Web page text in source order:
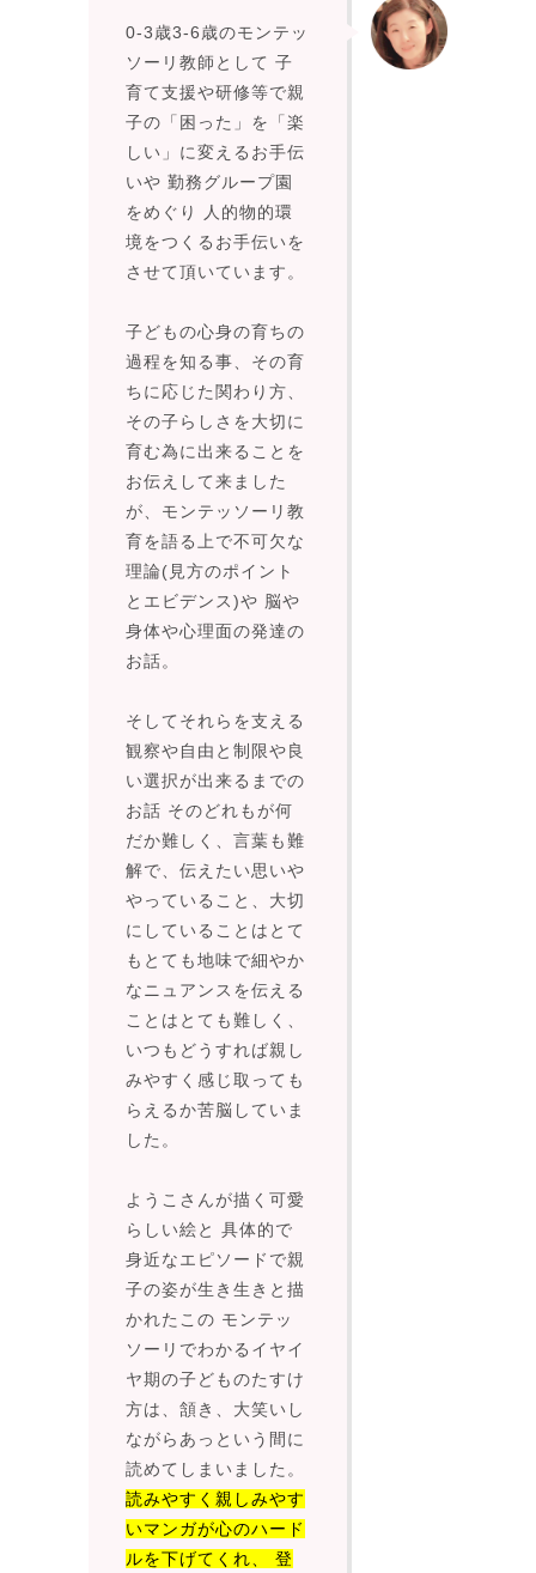
0-3歳3-6歳のモンテッ
ソーリ教師として 子
育て支援や研修等で親
子の「困った」を「楽
しい」に変えるお手伝
いや 勤務グループ園
をめぐり 人的物的環
境をつくるお手伝いを
させて頂いています。
子どもの心身の育ちの
過程を知る事、その育
ちに応じた関わり方、
その子らしさを大切に
育む為に出来ることを
お伝えして来ました
が、モンテッソーリ教
育を語る上で不可欠な
理論(見方のポイント
とエビデンス)や 脳や
身体や心理面の発達の
お話。
そしてそれらを支える
観察や自由と制限や良
い選択が出来るまでの
お話 そのどれもが何
だか難しく、言葉も難
解で、伝えたい思いや
やっていること、大切
にしていることはとて
もとても地味で細やか
なニュアンスを伝える
ことはとても難しく、
いつもどうすれば親し
みやすく感じ取っても
らえるか苦脳していま
した。
ようこさんが描く可愛
らしい絵と 具体的で
身近なエピソードで親
子の姿が生き生きと描
かれたこの モンテッ
ソーリでわかるイヤイ
ヤ期の子どものたすけ
方は、頷き、大笑いし
ながらあっという間に
読めてしまいました。
読みやすく親しみやす
いマンガが心のハード
ルを下げてくれ、 登